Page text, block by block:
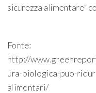
sicurezza alimentare”
Fonte:
http://
ura-biologica-puo-
alimentari/